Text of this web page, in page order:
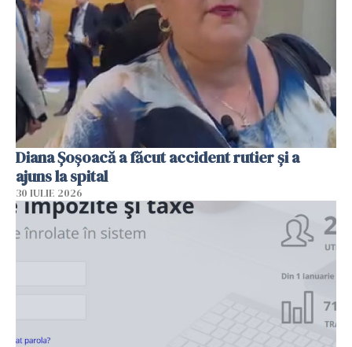
Diana Șoșoacă a făcut accident rutier și a
ajuns la spital
30 IULIE 2026